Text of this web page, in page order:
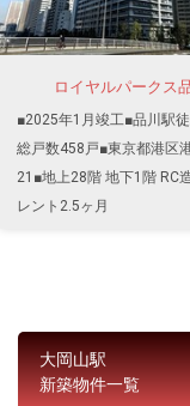
ロイヤルパークス
■2025年1月竣工■品川駅
総戸数458戸■東京都港区
21■地上28階 地下1階 RC
レント2.5ヶ月
大岡山駅
新築物件一覧